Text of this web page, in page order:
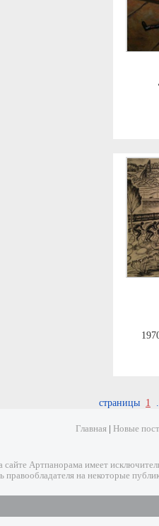
страницы 1
Главная Новые
сайте Артпанорама имеет
правообладателя на некоторые